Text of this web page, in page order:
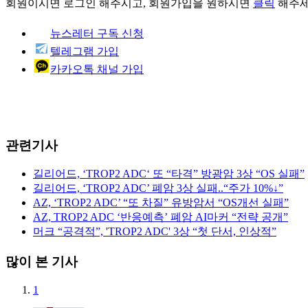
회원이시면 로그인 해주시고, 회원가입을 원하시면 클릭 해주
뉴스레터 구독 신청
텔레그램 가입
카카오톡 채널 가입
관련기사
길리어드, ‘TROP2 ADC‘ 또 “타격” 방광암 3상 “OS 실패”
길리어드, ‘TROP2 ADC’ 폐암 3상 실패..“주가 10%↓”
AZ, ‘TROP2 ADC’ “또 차질” 유방암서 “OS개선 실패”
AZ, TROP2 ADC ‘반응예측’ 폐암 AI마커 “전략 공개”
머크 “공격적”, 'TROP2 ADC' 3상 “첫 단서, 인상적”
많이 본 기사
1